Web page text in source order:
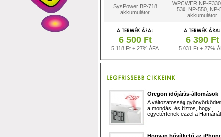
SysPower BP-718
akkumulátor
WPOWER NP-
530, NP-550, NP-
akkumulátor
6 500 Ft
5 118 Ft + 27% ÁFA
6 390 Ft
5 031 Ft + 27%
Oregon időjárás-állomások
A változatosság
a mondás, és biztos, hogy
egyetértenek ezzel a
Hogyan bővíthető az iPhone